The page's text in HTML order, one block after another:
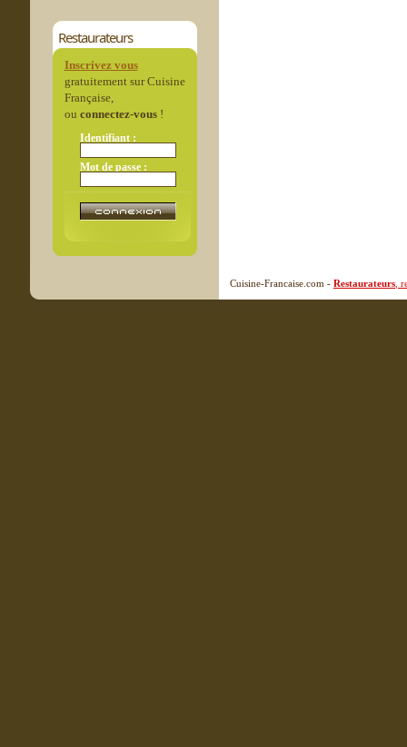
Restaurateurs
Inscrivez vous
gratuitement sur Cuisine
Française,
ou connectez-vous!
Identifiant :
Mot de passe :
Cuisine-Francaise.com - Restaurateurs ,